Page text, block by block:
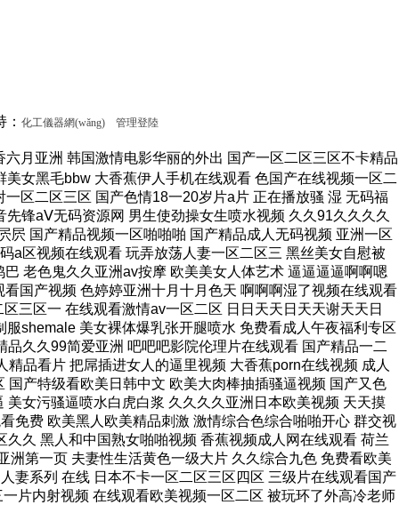
化工儀器網(wǎng) 管理登陸
婷精品视频 欧美成狂野欧美在线观看 看男人下面插入女生下面 在线观看激情av一区二区 蜜桃九九女人一区二区三区 自拍13页视频三区入口 宝宝操死我鸡巴视频好痒 女生bb湿湿求艹 视频 波多野结衣无码高潮喷水 91扒开骚逼被大鸡八操 骚逼被大鸡巴操软的视频 大鸡吧操逼动漫 精品免费一区二区三区在 顶开 肿胀 呻吟声粗喘 亚洲第一毛片 成a人片亚洲日本久久 精品精品男人的天堂国产 久久精品国产亚洲5555 南亚巨胖妇淫裸 男生j插女生逼免费网站 欧美乱人伦视频中文字幕 成人性生交大片免费看96 国产高清特黄无遮挡大片 小泽玛利亚资源在线观看 精品亚洲麻豆1区2区3区 抽插大胸 羞羞视频网站 天天躁夜夜躁狠狠躁99 他把舌头伸进我两腿之间 亚洲日韩国产一区二区 又黄又爽又色的美女视频 午夜性爽男人的天堂视频 大鸡巴操死AV 扣逼视频啊啊爽～大啊啊 爱鲁鲁在线视频免费观看 美女视频免费的黄的喷水 成人影院点击即入爽不停 三级片在线观看国产三级 色综合中文字幕综合电影 成人欧美一区二区三区小说 玩两个丰满老熟女久久网 东京热无码av一区二区 野花香视频在线观看免费高清版 国产青青草原在线视频观看 大团圆电视剧全集在线观看免费 欧美日韩一级片免费观看 九色在线porny张津瑜 精品女视频在线观看免费 国产av不卡一区二区三区 色噜噜狠狠一区二区三区 中文字字幕在线综合亚洲 大黑屌性爱毛片 亚洲一线产区二线产区av 操我的搔逼导航 国产精品va在线观看无 亚洲精品无码色午夜色爱 男人操女人逼能看的视频 大鸡吧使劲操我骚逼视频 色婷av一区二区三区 久热天堂在线视频精品伊人 亚洲中文字幕一区二区乱码 久久精品国产亚洲av视瓶 女人自慰高级无遮挡毛片 国产精品久久久久久不卡 中文字幕人成无码人妻综合社区 干浪叫老婆免费视频对白 观看帅哥和美女干逼免费 黄片123在线视频看看 亚洲大尺度无码专区尤物 国产精品久久久精品影院 办公室啪啪无遮挡动态图 美丽大骚逼姑娘 嗯嗯嗯啊别视频 曰韩精品无码一区二区三区 精品操Bwww 久热香蕉在线视频免费大 久久精品久久久久久齐齐 欧美一区二区三区在线电影 日韩电影丝袜美腿的诱惑 在线a人片免费观看不卡 国产 在线 | 日韩 一个人看的电影免费网站 91自拍青娱乐 精品女视频在线观看免费 依依成人影院久久久午夜 久久精品999国产亚洲 日本最新免费二区三区四区 国产三级韩国三级三级a级 亚洲 欧美 成人 动漫 中文字幕在线第一页日韩 午夜精彩视频在线观看免费 欧美人精品xo 啊啊啊啊大鸡巴操我视频 亚洲精品二三区伊人久久 国产精品自产拍在线涩爱 朋友的丰满人妻在线观看 国产国语自产精品视频在 男生鸡鸡痛女生鸡鸡网站 国产精品一区二区传媒蜜臀 女性的胸夹住男生的隐私 中文字幕99页 死人操逼女人操 精品国产精品国产99网站 人妻久久久久区二区三区 欧美精品一区二区三区蜜臀 日韩精品电影一区二区三区 国产精品一区二区三在线 尤物麻豆亚av无码精品 亚洲男人的天堂色偷免费 91九色PORON观看 中文字幕无码av东京热 2020亚洲男人的天堂 欧美日韩一卡二卡三乱码 久久国产乱子伦免费精品 1314520美女鸡巴 高清国产美女一级八av 男人裸鸡鸡网站 国产高清一区二区二三区 激情综合五月 小雪被体育老师抱到仓库 啪啪啪高潮流水无码观看 亚洲人成网18禁止中文字幕 狠狠综合久久一区二区三区 国产99久久久久久免费看 大尺度av在线免费观看 久久人97超碰国产公开 国产成人精品一区二3 大鸡巴搞我视频 亚洲另类激情综合偷自拍图 喷水视频母狗被操的好爽 亚洲国产成人久久综合碰 成人欧美一区二区三区在线观看 成人无遮挡黄漫漫画免费 斯啊啊啊别插了??网站 欧美日韩国产卡通一二区 麻豆专区ssin在线看 97精品国产aⅴ在线网站 黄片视频免费精品久久91 骚逼操高清无码 无码午夜福?免费区久久 亚洲熟妇乱女区二区三区 无套内谢孕妇毛片免费看 逼逼好多水视频 自拍 角 22p 在线 A级黄片毛片肏屄馒头屄 娇妻与公h喂奶 热久久精品这里都是精品 进去美女馒头穴 少妇高潮喷潮久久久影院 国产精品国产精品免费成人 久久精品亚洲一区二区三区浴池 丰满的人妻hd高清日本 人人澡人人澡人人看欧美 亚洲精品无码专区久久久 农村老熟妇乱子伦视频 丝袜美女跪下男人操视频 亚洲av无码日韩av无码网址 中文字幕av网一区二区 女子扒开骚逼给人草网站 吃上面搞下面的很爽视频 国产精品高清国产三级av 日韩 欧美 亚洲 自拍 操死骚货视频H 在线播放亚洲欧美小视频 国产愉拍自愉免费第1页 18岁白虎美女莉粉嫩逼 伊人亚洲综合网色av另类 大香蕉最新视频在线播放 中国人BBWBBW高潮 国产成人精品日本亚洲i8 操中年妇女的黑毛绒绒逼 欧美日本欧美日本区一区二 小萝莉小嫩逼被操的视频 国产原创精品 正在播放 嫩草影院网站无码进入。 97人妻天天爽夜夜爽二区 日韩a片r级无码中文字幕久久 浪荡骚妇被爆操 91p0rn丫九色偷拍 久久精品aⅴ无码中文字字幕重口 3d动画h污在线看蒂法 欧美另类极度残忍拳头交 破女流血 自拍 片黄a免费看 美女屁股无遮挡在线观看 大鸡巴插学生妹骚逼视频 欧美高清性videos 文字幕乱码精品久久久久 啊不要操逼视频喷水变态 亚洲一区二区啊射精日韩 十八禁啪啦拍无遮拦视频 女人老逼人人操 国产浮力第一页草草影院 男女生操逼视频免费观看 国产精品久久久久69粉嫩 ysl口红水蜜桃色号6998 真实偷清晰对白在线视频 屄痒想找鸡巴操 中煤69工程有限公司官网 欧美成人超碰在线6666 日本五级伦理片 强壮的公么把我弄得好爽 操骚逼爽死了插到哭视频 在线中文字幕亚洲一区二区 男生戳女生小穴免费网站 欧美老熟妇性xxxxx Aⅴ色中文字幕无码首页 欧美小色妞成人在线播放 中日韩一级免费黄色大片 丁香花在线视频完整版 成人短视频在线观看99 欧洲AAAAA特级毛片 末成年女av片一区二区 欧美人与性动交ccoo 男人的天堂噜噜噜久久久 一本加勒比hezyo无码人妻 欧美日韩一日韩一线不卡 色呦呦美女人体免费视频 欧美精品久久男人的天堂 日本在线无乱码中文字幕 情节三级视频网站在线观看 少妇裸交全过程 嫩小美女午夜操BB视频 射你逼里好不好视频导航 男操女插插插痛免费下载 亚洲狠亚洲狠亚洲狠狠狠 亚洲欧美精品午睡沙发 把女生逼逼操肿白浆视频 日韩精品 中文字幕 一区 精品少妇性服务中文字幕 深夜18r影院 丰满的人妻hd高清日本 国产呦系列在线观看免费 小骚逼成人网站 男生把女生插流水的视频 欧美日韩大尺度一区二区 哪里有免费av 丝袜美女跪下男人操视频 成人AV在线刺激免费看 亚洲av激情五月性综合 白嫩的麻麻下面好紧 大鸡吧插进去视频免费看 无码一区二区波多野结衣播放搜索 久久久久久老熟妇人妻av 高清av熟女一区蜜臀av 日韩精品一区二区三区四区蜜桃 中文字幕无码亚洲a人片 午夜18禁a片免费网站 日韩亚洲中文字幕东京热 午夜性爽男人的天堂视频 欧美日韩国产综合下一页 欧美精品高清一区二区灬 大鸡巴操小嫩逼视频欣赏 色哟哟国产精品欧美精品 九九九色成人综合视频网 成年人黄色一区二区三区 美女视频免费的黄的喷水 好色的男人午夜日逼视频 国产成人免费高清直播下载 与嫂嫂操屄视频 大香蕉欧美人妻一二三区 国产精品久久久中文字幕 欧美性色黄大片多多影院 亚洲资源站无码av网址 狠狠狠狠综合 国产国语老龄妇女a片 99九九热只有国产精品 一本色道久久—综合亚洲 青娱乐成人免费在线视频 亚洲 欧美 日韩 成人 中文字幕在线看日韩电影 欧美插B小视频 上萬網友分享a级国产乱 国产伦精区二区三区视频 午夜观看视频在线观看免费 琪琪成人影视啪啪成人片 97精品久久久大香线焦 男生鸡鸡痛女生鸡鸡网站 四虎永久在线精品免av av视频在线观看 亚洲大尺度无码专区尤物 13一14周岁无码a片 校草被两个混混脱裤玩J 提供女人自慰喷水全过程 国产无av码在线观看vr高清片 亚洲自国偷拍偷免费视频 成人午夜老司机免费视频 大鸡巴操美国妞 国产一级特黄特色aa动图 黄色大片上床睡觉操小鸡 国产无av码在线观看vr高清片 久久国产精品偷 精品碰碰人人A久久香蕉 久久亚洲一区二区三区四区五区 东北妇女露脸50岁作爱 亚洲成a人影院在线观看 欧美香蕉爽97人模人妻爽 亚洲av精品久久久久a 天天操天天干天天日天天 国产久久免费精品一区二区 国产xxx农村乱另类 五月天婷婷在线观看高清 九九久久精品国产免费看 欧美丰满熟妇性xxx乱 美女全裸露出毛茸茸的逼 97青娱乐在线一区二区 大鸡吧使劲操我骚逼视频 丝袜 亚洲 另类 欧美 变态 最近最新的亚洲字幕mv 美女张开腿让男人桶软件 国产成人99亚洲综合精品 国产免费内射又粗又爽密桃视频 黑人尻亚洲女人 免费看点www逼里逼里 狂野欧美性猛交aaaa 女性爱扣逼喷水视频网站 国产精品一区二区日韩精品 伊人热热久久原色播放www 夜夜嗨vA一区二区三区 国产日美女B激情三级片 97青娱乐在线一区二区 久久久中文字幕 亚洲国产av午夜福利精品 日韩av在线观看免费 亚洲国产青草衣衣衣98 免费看黄页在线视频观看 久久碰国产一区二区三区 日韩精品电影在线一区二区 国产毛片国语版手机在线 亚洲午夜无码久久久久 大鸡巴艹人视频在线播放 亚洲加勒比少妇无码av 中文亚洲爆乳无码专区 亚洲jizzjizz中国少妇中文 一个人在线观看的www 中文字幕人妻互换av久久 国产免费一区二区三区在 欧洲按摩高潮A级中文片 国产暗拍出租屋嫖妓視频 欧美怡红院一区二区三区 最近中文字幕mv在线高清 婷婷综合缴情五月伊亚洲 ass人体少妇pics 久久久久农村少妇特毛片 俺爹是卧底在线免费观看 黑人大屌第一页 中国一级特黄真人片久久 国产日韩精品欧美区喷水 欧美牲交a欧美牲交aⅤ 久久久国产精品樱花网站 无码 一区二区三区 水蜜桃 特大鸡吧操美女小逼大片 欧美人与牲动交xxxx 18禁日本黄无遮挡禁免费视频 国产午夜福利视频在线观看 被男人添囗交做爰视频 国产综合精品 天天干夜夜拍天天操天天射 女人被躁到高潮免费视频 国产精品视频边 久青草无码视频在线观看 平度老人操屄网 55夜66夜亚洲精品站 久久久精品人妻一区二区三区 美女逼逼网站视频哔哩哔 色婷婷一区二区三区aⅴ 亚洲区欧美区图片区小说区 性高湖久久久久久久久aaaaa 性做久久久久久久久不卡 国产の无码专区 亚洲AV无码乱码国产品 久久精品国产成人 日韩人妻无码一区二区三区综合部 日本乱偷人妻中文字幕在线 18禁黄呜呜色呦呦网站 久久精品女人天堂av麻 大陆熟妇丰满多毛xxxx 日韩中文字幕亚洲一区二区 男人操女人的逼视频网站 成人免费a级毛片天天看 精品国产无套白浆一区二区 亚洲中文字幕在线五月天 女警官打开双腿沦为性奴 日韩欧中文字幕乱码大香 欧美人与性动交α欧美软件 曰逼视频免费看 国产日产久久高清欧美一区 亚av无码s国av 玩弄少妇人妻 40厘米黑人与中国女人 午夜福利k8经典电影网 欧美人与性动交ccoo 久久久9999在线观看 亚洲国产精品无7777一线 熟女大肥臀一区二区三区 亚洲国产成人精品激情在线 青青青在线观看视频在线 1939午夜电影 91av资源网在线观看 手插逼比鸡吧插逼更舒服 无码男男作g片在线观看 屄痒想找鸡巴操 操骚逼爽死了插到哭视频 国产精品原创巨av 玩弄非洲黑人肥女的屄？ 极品尤物一区二区三区 久草视频在线这里只有精品 女人被操的黄色视频网站 久久精品无码av一区二区三区 99久久国产精品成人观看 91丝袜足午夜福利网站 国产日韩欧美日日骚一区 亚洲一区二区三区老熟妇 ,进来了,好大,要喷了 国产午夜小视频在线观看 国产精品一级毛片无码区 长屌肏美女AV 欧美牲交a欧美牲交aⅴ 色吊丝永久在线观看最新 大鸡巴倒推内射 情人日皮黄色视频网站片 天堂天堂亚洲资源最新版 哦哦干死我,用力h视频 69sex久久精品国产麻豆 欧美日韩国产精品一区在线 日死你插屄av 一本无码中文字幕免费播 五十路六十路七十路熟妇 8x8淫库网站永远免费 亚洲天堂网最新 免费看无码片A 亚洲男人A在天堂线一区 天天操西瓜网女人的逼逼 久久久亚洲欧洲日产国码aⅴ 大鸡吧操逼动漫 几个农民工一起吃我奶头 三年片免费大全国语 欧美猛男激情久久久久久 男人狂操女人大骚逼视频 91成年女人午夜毛片免费 18禁纯肉高黄无码动漫 性久久久久久久 打鸡巴操插逼逼 在线日本视频一区二区三区 国产浮力第一页草草影院 精品久久久久久综合日本 中文字幕组一区二区三区 帅哥男女操网站 国